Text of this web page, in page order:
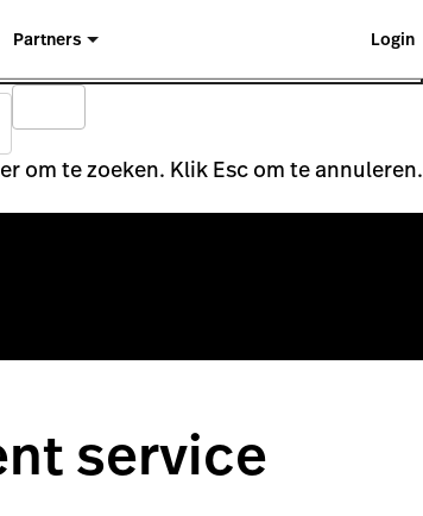
Partners Login
om te zoeken. Klik Esc om te annuleren.
service